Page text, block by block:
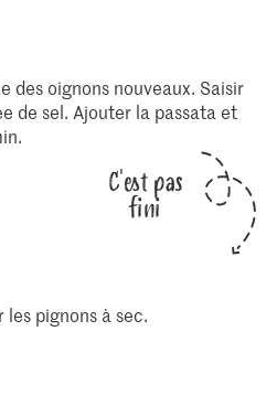
des oignons nouveaux. Saisir
de sel. Ajouter la passata et
C'est pas
fini
pignons à sec.